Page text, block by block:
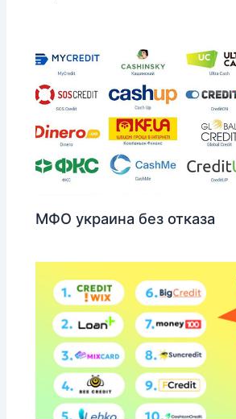
МФО украина без отказа